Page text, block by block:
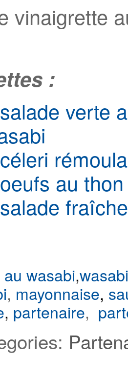
vinaigrette
:
salade verte
céleri
oeufs au
salade
wasabi,wasabi
, mayonnaise,
, partenaire,